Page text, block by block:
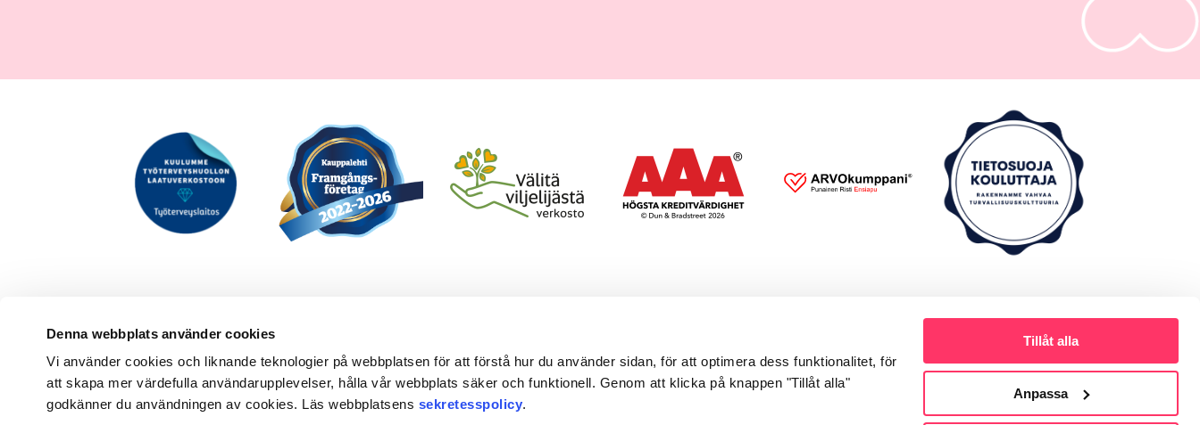
Denna webbplats använder cookies
Vi använder cookies och liknande teknologier på webbplatsen för att förstå hur du använder sidan, för att optimera dess funktionalitet, för
att skapa mer värdefulla användarupplevelser, hålla vår webbplats säker och funktionell. Genom att klicka på knappen "Tillåt alla"
godkänner du användningen av cookies. Läs webbplatsens sekretesspolicy.
Tillåt alla
Anpassa
Behöver du snabb hjälp?
Med OmaTTBotnia-appen kan du enkelt sköta dina
ärenden inom företagshälsovården, var du än är.